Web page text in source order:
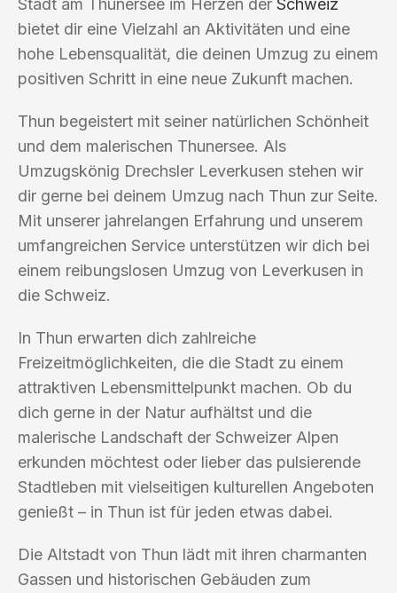
Stadt am Thunersee im Herzen der Schweiz
bietet dir eine Vielzahl an Aktivitäten und eine
hohe Lebensqualität, die deinen Umzug zu einem
positiven Schritt in eine neue Zukunft machen.
Thun begeistert mit seiner natürlichen Schönheit
und dem malerischen Thunersee. Als
Umzugskönig Drechsler Leverkusen stehen wir
dir gerne bei deinem Umzug nach Thun zur Seite.
Mit unserer jahrelangen Erfahrung und unserem
umfangreichen Service unterstützen wir dich bei
einem reibungslosen Umzug von Leverkusen in
die Schweiz.
In Thun erwarten dich zahlreiche
Freizeitmöglichkeiten, die die Stadt zu einem
attraktiven Lebensmittelpunkt machen. Ob du
dich gerne in der Natur aufhältst und die
malerische Landschaft der Schweizer Alpen
erkunden möchtest oder lieber das pulsierende
Stadtleben mit vielseitigen kulturellen Angeboten
genießt – in Thun ist für jeden etwas dabei.
Die Altstadt von Thun lädt mit ihren charmanten
Gassen und historischen Gebäuden zum